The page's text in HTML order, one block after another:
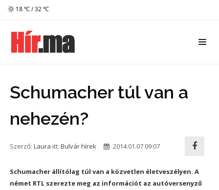
18 ℃ / 32 ℃
Schumacher túl van a
nehezén?
Szerző: Laura itt: Bulvár hírek 2014.01.07 09:07
Schumacher állítólag túl van a közvetlen életveszélyen. A
német RTL szerezte meg az információt az autóversenyző